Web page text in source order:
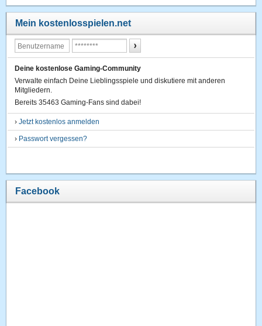
Mein kostenlosspielen.net
Deine kostenlose Gaming-Community
Verwalte einfach Deine Lieblingsspiele und diskutiere mit anderen
Mitgliedern.
Bereits 35463 Gaming-Fans sind dabei!
›Jetzt kostenlos anmelden
› Passwort vergessen?
Facebook